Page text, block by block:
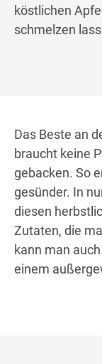
köstlichen
schmelzen
Das Beste an
braucht keine
gebacken. So
gesünder. In
diesen
Zutaten, die
kann man
einem